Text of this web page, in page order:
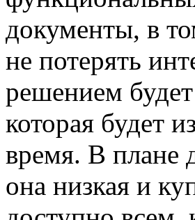
документы, в
не потерять
решением
которая будет
время. В плане
она низкая и